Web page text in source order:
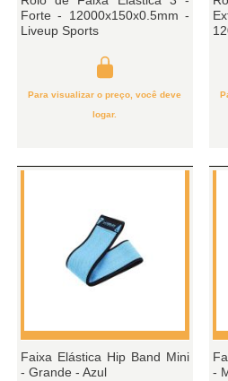
Forte - 12000x150x0.5mm -
Liveup Sports
Para visualizar o preço, você deve
logar.
Faixa Elástica Hip Band Mini
- Grande - Azul
-